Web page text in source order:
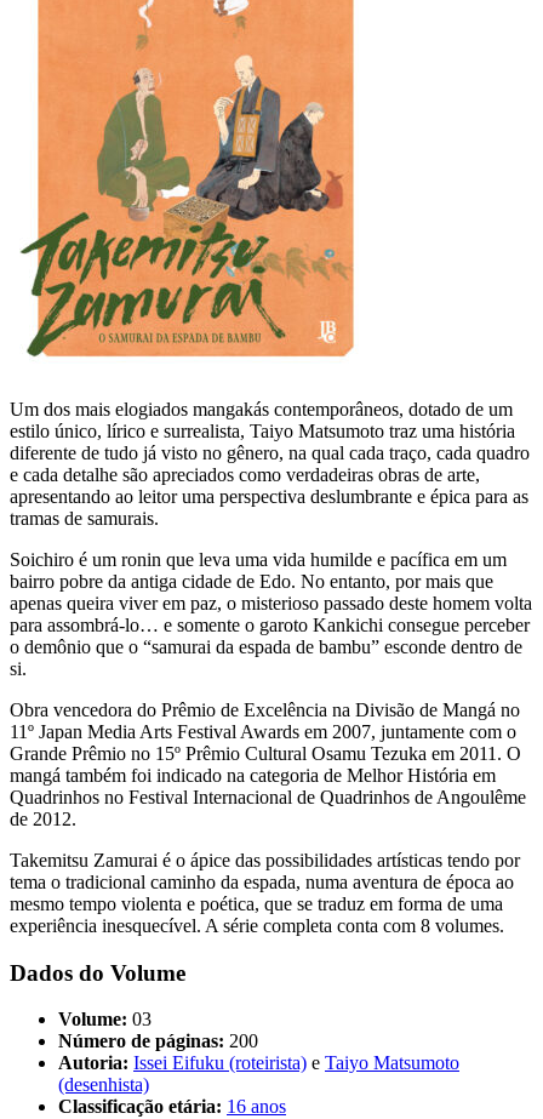
Um dos mais elogiados mangakás contemporâneos, dotado de um
estilo único, lírico e surrealista, Taiyo Matsumoto traz uma história
diferente de tudo já visto no gênero, na qual cada traço, cada quadro
e cada detalhe são apreciados como verdadeiras obras de arte,
apresentando ao leitor uma perspectiva deslumbrante e épica para as
tramas de samurais.
Soichiro é um ronin que leva uma vida humilde e pacífica em um
bairro pobre da antiga cidade de Edo. No entanto, por mais que
apenas queira viver em paz, o misterioso passado deste homem volta
para assombrá-lo… e somente o garoto Kankichi consegue perceber
o demônio que o “samurai da espada de bambu” esconde dentro de
si.
Obra vencedora do Prêmio de Excelência na Divisão de Mangá no
11º Japan Media Arts Festival Awards em 2007, juntamente com o
Grande Prêmio no 15º Prêmio Cultural Osamu Tezuka em 2011. O
mangá também foi indicado na categoria de Melhor História em
Quadrinhos no Festival Internacional de Quadrinhos de Angoulême
de 2012.
Takemitsu Zamurai é o ápice das possibilidades artísticas tendo por
tema o tradicional caminho da espada, numa aventura de época ao
mesmo tempo violenta e poética, que se traduz em forma de uma
experiência inesquecível. A série completa conta com 8 volumes.
Dados do Volume
Volume: 03
Número de páginas: 200
Autoria: Issei Eifuku (roteirista) e Taiyo Matsumoto
(desenhista)
Classificação etária: 16 anos